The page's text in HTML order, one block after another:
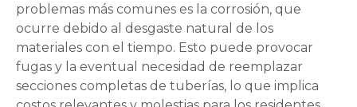
problemas más comunes es la corrosión, que
ocurre debido al desgaste natural de los
materiales con el tiempo. Esto puede provocar
fugas y la eventual necesidad de reemplazar
secciones completas de tuberías, lo que implica